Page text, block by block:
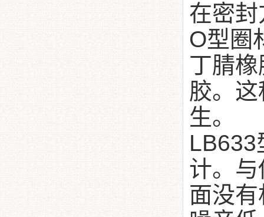
在密
O型圈
丁腈
胶。
生。
LB633
计。
面没